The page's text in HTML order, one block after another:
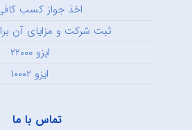
اخذ جواز کسب
ثبت شرکت و مزایای آن
ایزو ۲۲۰۰۰
ایزو ۱۰۰۰۲
تماس با ما